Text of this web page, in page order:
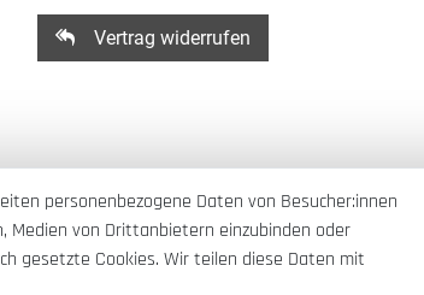
Vertrag widerrufen
personenbezogene Daten von Besucher:innen
Medien von Drittanbietern einzubinden oder
gesetzte Cookies. Wir teilen diese Daten mit